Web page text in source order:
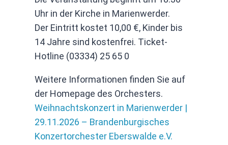
Uhr in der Kirche in Marienwerder.
Der Eintritt kostet 10,00 €, Kinder bis
14 Jahre sind kostenfrei. Ticket-
Hotline (03334) 25 65 0
Weitere Informationen finden Sie auf
der Homepage des Orchesters.
Weihnachtskonzert in Marienwerder |
29.11.2026 – Brandenburgisches
Konzertorchester Eberswalde e.V.